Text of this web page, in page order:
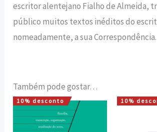
escritor alentejano Fialho de Almeida,
público muitos textos inéditos do
nomeadamente, a sua Correspondência.
Também pode gostar…
10% desconto
O
preço
original
O
preço
atual
10% O